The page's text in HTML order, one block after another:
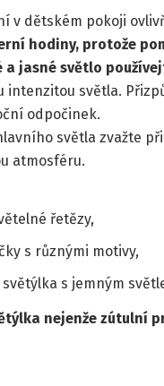
v dětském pokoji
hodiny, protože
a jasné světlo
intenzitou světla.
odpočinek.
světla zvažte
atmosféru.
řetězy,
s různými motivy,
s jemným
nejenže zútulní